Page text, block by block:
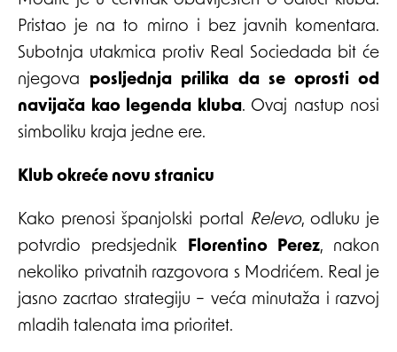
Pristao je na to mirno i bez javnih komentara.
Subotnja utakmica protiv Real Sociedada bit će
njegova posljednja prilika da se oprosti od
navijača kao legenda kluba. Ovaj nastup nosi
simboliku kraja jedne ere.
Klub okreće novu stranicu
Kako prenosi španjolski portal Relevo, odluku je
potvrdio predsjednik Florentino Perez, nakon
nekoliko privatnih razgovora s Modrićem. Real je
jasno zacrtao strategiju – veća minutaža i razvoj
mladih talenata ima prioritet.